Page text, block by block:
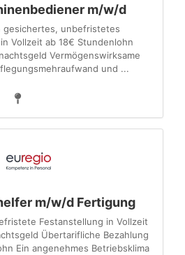
m/w/d
gesichertes, unbefristetes
Vollzeit ab 18€ Stundenlohn
Vermögenswirksame
und ...
m/w/d Fertigung
Festanstellung in Vollzeit
Übertarifliche Bezahlung
Ein angenehmes Betriebsklima